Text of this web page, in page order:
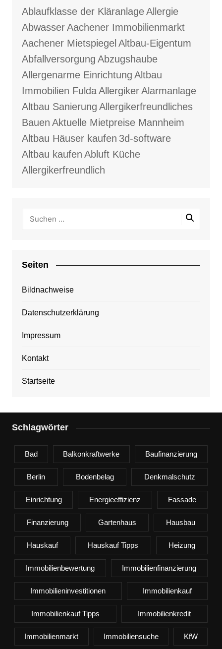
Ablaufklasse der KläranlageAllergie
AbwasserAachener Immobilienmarkt
Aachener Mietspiegel Altbau-Eigentum
Abfallversorgung Abzugshaube
Allergenarme Einrichtung Altbau
Immobilien FuldaAllergikerAlarmanlage
Altbau Sanierung Allergikerfreundliches
Bauen Aktuelle Mietpreise Mannheim
Altbau Häuser kaufen 3d-software
Altbau kaufen Abluft Küche
Allergikerfreundlich
Seiten
Bildnachweise
Datenschutzerklärung
Impressum
Kontakt
Startseite
Schlagwörter
Bad Balkonkraftwerke Baufinanzierung
Berlin Bodenbelag Denkmalschutz
Einrichtung Energieeffizienz Fassade
Finanzierung Gartenhaus Hausbau
Hauskauf Hauskauf Tipps Heizung
Immobilienbewertung Immobilienfinanzierung
Immobilieninvestitionen Immobilienkauf
Immobilienkauf Tipps Immobilienkredit
Immobilienmarkt Immobiliensuche KfW